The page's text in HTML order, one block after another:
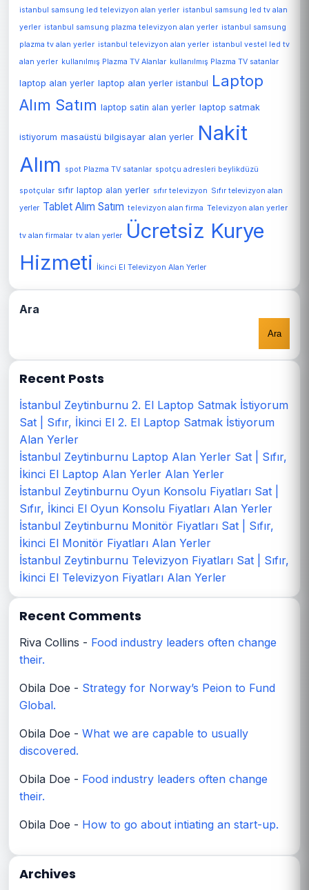
istanbul samsung led televizyon alan yerler istanbul samsung led tv alan
yerler istanbul samsung plazma televizyon alan yerler istanbul samsung
plazma tv alan yerler istanbul televizyon alan yerler istanbul vestel led tv
alan yerler kullanılmış Plazma TV Alanlar kullanılmış Plazma TV satanlar
laptop alan yerler laptop alan yerler istanbul Laptop
Alım Satım laptop satin alan yerler laptop satmak
istiyorum masaüstü bilgisayar alan yerler Nakit
Alım
spot Plazma TV satanlar spotçu adresleri beylikdüzü
spotçular sıfır laptop alan yerler sıfır televizyon Sıfır televizyon alan
yerler Tablet Alım Satım televizyon alan firma Televizyon alan yerler
tv alan firmalar tv alan yerler
Ücretsiz Kurye
Hizmeti
İkinci El Televizyon Alan Yerler
Ara
Ara
Recent Posts
İstanbul Zeytinburnu 2. El Laptop Satmak İstiyorum
Sat | Sıfır, İkinci El 2. El Laptop Satmak İstiyorum
Alan Yerler
İstanbul Zeytinburnu Laptop Alan Yerler Sat | Sıfır,
İkinci El Laptop Alan Yerler Alan Yerler
İstanbul Zeytinburnu Oyun Konsolu Fiyatları Sat |
Sıfır, İkinci El Oyun Konsolu Fiyatları Alan Yerler
İstanbul Zeytinburnu Monitör Fiyatları Sat | Sıfır,
İkinci El Monitör Fiyatları Alan Yerler
İstanbul Zeytinburnu Televizyon Fiyatları Sat | Sıfır,
İkinci El Televizyon Fiyatları Alan Yerler
Recent Comments
Riva Collins - Food industry leaders often change
their.
Obila Doe - Strategy for Norway’s Peion to Fund
Global.
Obila Doe - What we are capable to usually
discovered.
Obila Doe - Food industry leaders often change
their.
Obila Doe - How to go about intiating an start-up.
Archives